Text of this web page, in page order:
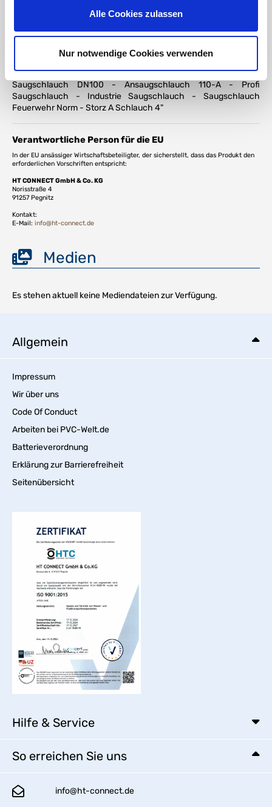
Alle Cookies zulassen
Nur notwendige Cookies verwenden
Feuerwehr - THW - Katastrophenschutz - Wasserförderung -
Bauwesen - Industrie - Pumpenansaugung -
Hochwasserpumpe - Bewässerung - Wasser - Löschwasser -
Brauchwasser - Abwasser - Schmutzwasser - Feuerwehr
Ansaugschlauch 4 Zoll - Saugschlauch mit Storz A - Druck- und
Saugschlauch DN100 - Ansaugschlauch 110-A - Profi
Saugschlauch - Industrie Saugschlauch - Saugschlauch
Feuerwehr Norm - Storz A Schlauch 4"
Verantwortliche Person für die EU
In der EU ansässiger Wirtschaftsbeteiligter, der sicherstellt, dass das Produkt den
erforderlichen Vorschriften entspricht:
HT CONNECT GmbH & Co. KG
Norisstraße 4
91257 Pegnitz
Kontakt:
E-Mail: info@ht-connect.de
Medien
Es stehen aktuell keine Mediendateien zur Verfügung.
Allgemein
Impressum
Wir über uns
Code Of Conduct
Arbeiten bei PVC-Welt.de
Batterieverordnung
Erklärung zur Barrierefreiheit
Seitenübersicht
Hilfe & Service
So erreichen Sie uns
info@ht-connect.de